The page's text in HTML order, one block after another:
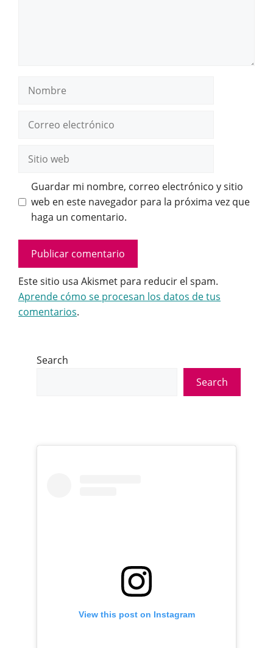
Nombre
electrónico
web
Guardar mi nombre, correo electrónico y sitio
web en este navegador para la próxima vez que
haga un comentario.
Este sitio usa Akismet para reducir el spam.
Aprende cómo se procesan los datos de tus
comentarios.
Search
Search
View this post on Instagram